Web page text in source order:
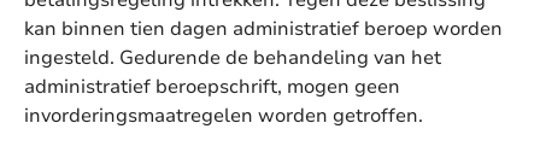
kan binnen tien dagen administratief beroep worden
ingesteld. Gedurende de behandeling van het
administratief beroepschrift, mogen geen
invorderingsmaatregelen worden getroffen.